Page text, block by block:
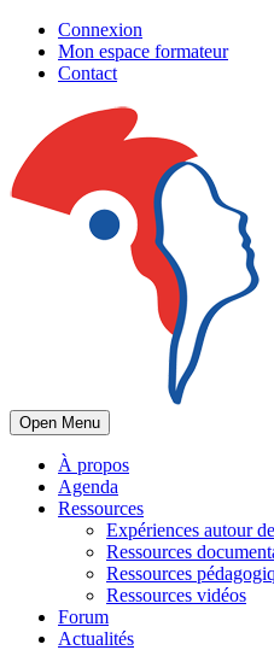
Connexion
Mon espace formateur
Contact
Open Menu
À propos
Agenda
Ressources
Expériences autour
Ressources
Ressources
Ressources vidéos
Forum
Actualités